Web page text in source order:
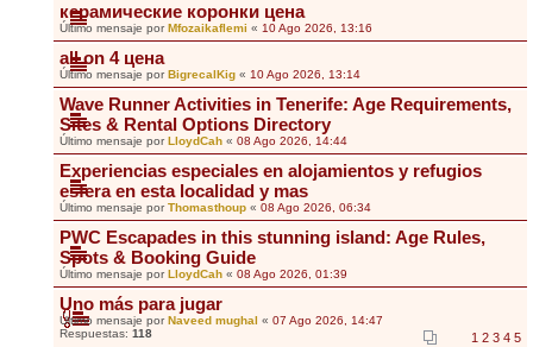
керамические коронки цена
Último mensaje porMfozaikaflemi « 10 Ago 2026, 13:16
all on 4 цена
Último mensaje porBigrecalKig « 10 Ago 2026, 13:14
Wave Runner Activities in Tenerife: Age Requirements,
Sites & Rental Options Directory
Último mensaje porLloydCah « 08 Ago 2026, 14:44
Experiencias especiales en alojamientos y refugios
esfera en esta localidad y mas
Último mensaje porThomasthoup « 08 Ago 2026, 06:34
PWC Escapades in this stunning island: Age Rules,
Spots & Booking Guide
Último mensaje porLloydCah « 08 Ago 2026, 01:39
Uno más para jugar
Último mensaje porNaveed mughal « 07 Ago 2026, 14:47
Respuestas: 118 1 2 3 4 5